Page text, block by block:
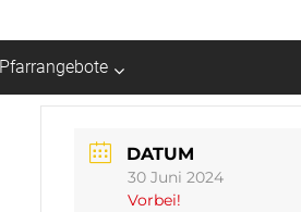
Pfarrangebote
DATUM
30 Juni 2024
Vorbei!